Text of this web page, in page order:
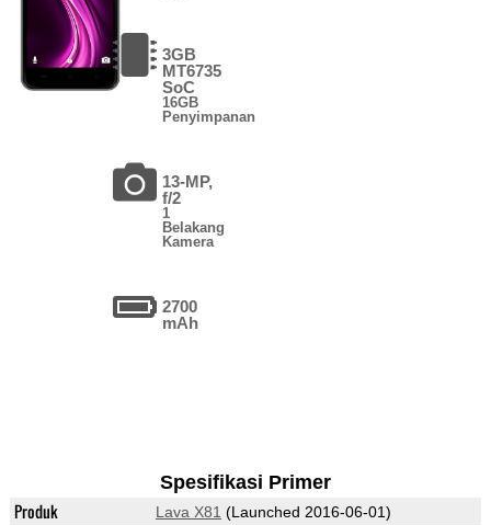
3GB
MT6735
SoC
16GB
Penyimpanan
13-MP,
f/2
1
Belakang
Kamera
2700
mAh
Spesifikasi Primer
Produk Lava X81 (Launched 2016-06-01)